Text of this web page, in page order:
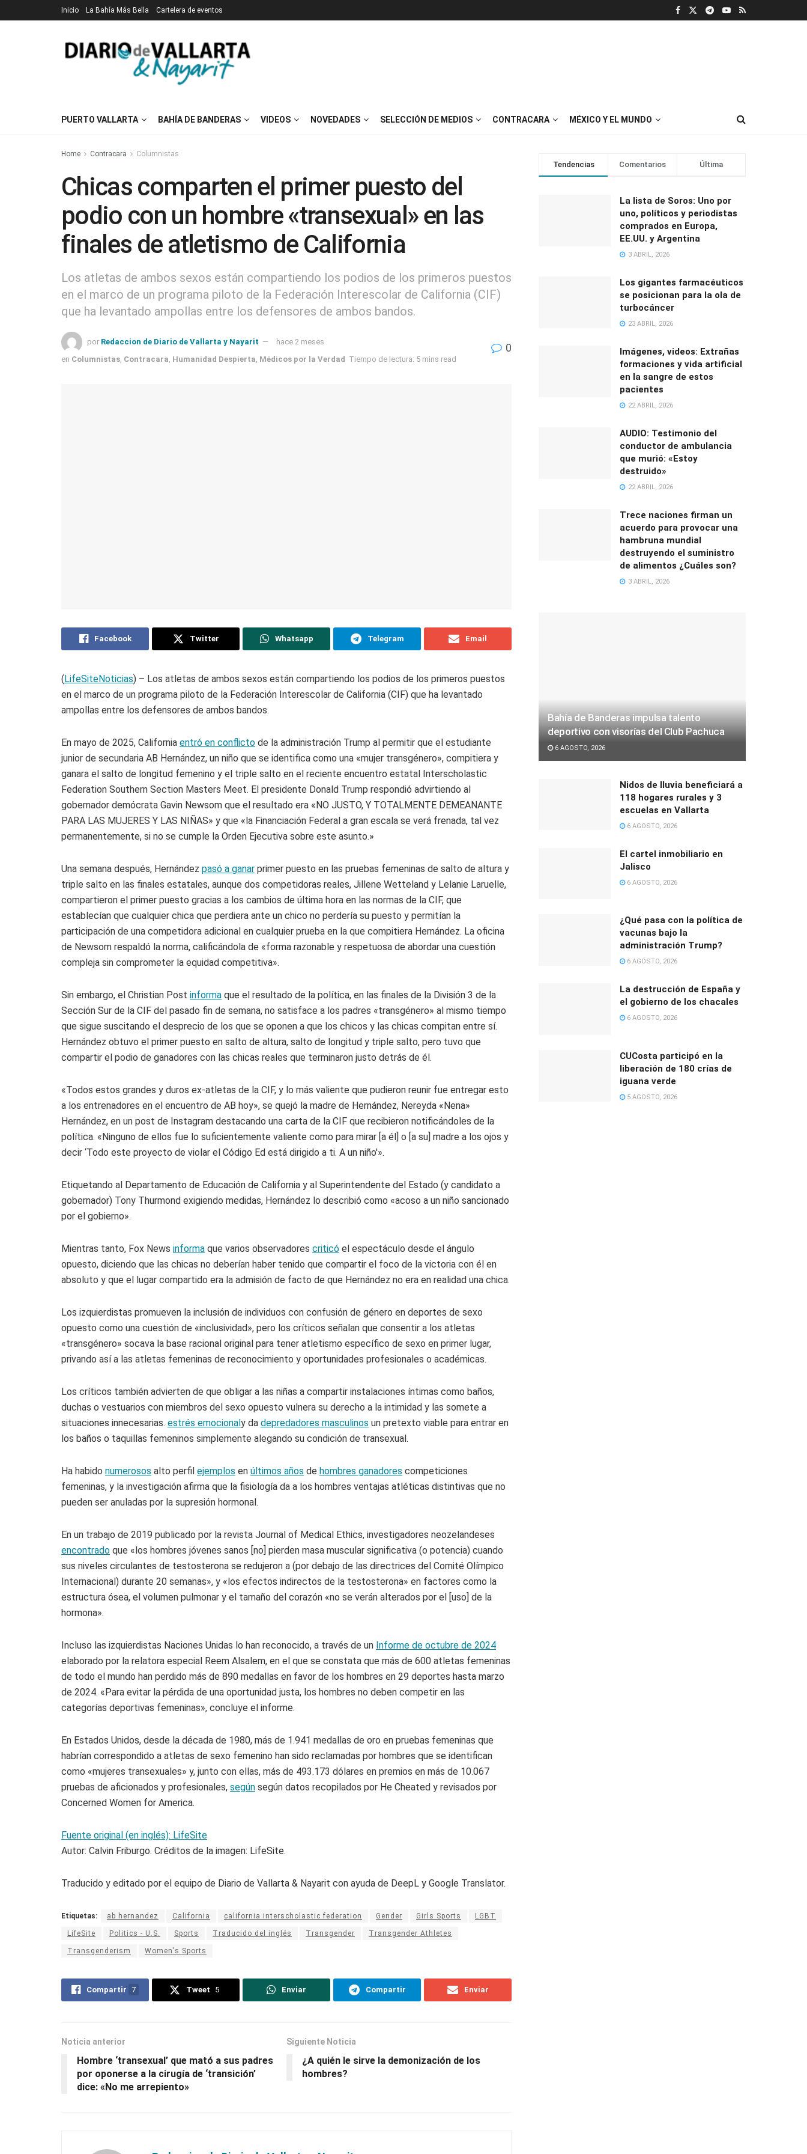
Inicio La Bahía Más Bella Cartelera de eventos
PUERTO VALLARTA BAHÍA DE BANDERAS VIDEOS NOVEDADES SELECCIÓN DE MEDIOS CONTRACARA MÉXICO Y EL MUNDO
Home Contracara Columnistas
Chicas comparten el primer puesto del
podio con un hombre «transexual» en las
finales de atletismo de California
Los atletas de ambos sexos están compartiendo los podios de los primeros puestos
en el marco de un programa piloto de la Federación Interescolar de California (CIF)
que ha levantado ampollas entre los defensores de ambos bandos.
por Redaccion de Diario de Vallarta y Nayarit
hace 2 meses
en Columnistas Contracara Humanidad Despierta Médicos por la Verdad Tiempo de lectura: 5 mins read
0
Facebook Twitter Whatsapp Telegram Email
(LifeSiteNoticias) – Los atletas de ambos sexos están compartiendo los podios de los primeros puestos
en el marco de un programa piloto de la Federación Interescolar de California (CIF) que ha levantado
ampollas entre los defensores de ambos bandos.
En mayo de 2025, California entró en conflicto de la administración Trump al permitir que el estudiante
junior de secundaria AB Hernández, un niño que se identifica como una «mujer transgénero», compitiera y
ganara el salto de longitud femenino y el triple salto en el reciente encuentro estatal Interscholastic
Federation Southern Section Masters Meet. El presidente Donald Trump respondió advirtiendo al
gobernador demócrata Gavin Newsom que el resultado era «NO JUSTO, Y TOTALMENTE DEMEANANTE
PARA LAS MUJERES Y LAS NIÑAS» y que «la Financiación Federal a gran escala se verá frenada, tal vez
permanentemente, si no se cumple la Orden Ejecutiva sobre este asunto.»
Una semana después, Hernández pasó a ganar primer puesto en las pruebas femeninas de salto de altura y
triple salto en las finales estatales, aunque dos competidoras reales, Jillene Wetteland y Lelanie Laruelle,
compartieron el primer puesto gracias a los cambios de última hora en las normas de la CIF, que
establecían que cualquier chica que perdiera ante un chico no perdería su puesto y permitían la
participación de una competidora adicional en cualquier prueba en la que compitiera Hernández. La oficina
de Newsom respaldó la norma, calificándola de «forma razonable y respetuosa de abordar una cuestión
compleja sin comprometer la equidad competitiva».
Sin embargo, el Christian Post informa que el resultado de la política, en las finales de la División 3 de la
Sección Sur de la CIF del pasado fin de semana, no satisface a los padres «transgénero» al mismo tiempo
que sigue suscitando el desprecio de los que se oponen a que los chicos y las chicas compitan entre sí.
Hernández obtuvo el primer puesto en salto de altura, salto de longitud y triple salto, pero tuvo que
compartir el podio de ganadores con las chicas reales que terminaron justo detrás de él.
«Todos estos grandes y duros ex-atletas de la CIF, y lo más valiente que pudieron reunir fue entregar esto
a los entrenadores en el encuentro de AB hoy», se quejó la madre de Hernández, Nereyda «Nena»
Hernández, en un post de Instagram destacando una carta de la CIF que recibieron notificándoles de la
política. «Ninguno de ellos fue lo suficientemente valiente como para mirar [a él] o [a su] madre a los ojos y
decir ‘Todo este proyecto de violar el Código Ed está dirigido a ti. A un niño'».
Etiquetando al Departamento de Educación de California y al Superintendente del Estado (y candidato a
gobernador) Tony Thurmond exigiendo medidas, Hernández lo describió como «acoso a un niño sancionado
por el gobierno».
Mientras tanto, Fox News informa que varios observadores criticó el espectáculo desde el ángulo
opuesto, diciendo que las chicas no deberían haber tenido que compartir el foco de la victoria con él en
absoluto y que el lugar compartido era la admisión de facto de que Hernández no era en realidad una chica.
Los izquierdistas promueven la inclusión de individuos con confusión de género en deportes de sexo
opuesto como una cuestión de «inclusividad», pero los críticos señalan que consentir a los atletas
«transgénero» socava la base racional original para tener atletismo específico de sexo en primer lugar,
privando así a las atletas femeninas de reconocimiento y oportunidades profesionales o académicas.
Los críticos también advierten de que obligar a las niñas a compartir instalaciones íntimas como baños,
duchas o vestuarios con miembros del sexo opuesto vulnera su derecho a la intimidad y las somete a
situaciones innecesarias. estrés emocionaly da depredadores masculinos un pretexto viable para entrar en
los baños o taquillas femeninos simplemente alegando su condición de transexual.
Ha habido numerosos alto perfil ejemplos en últimos años de hombres ganadores competiciones
femeninas, y la investigación afirma que la fisiología da a los hombres ventajas atléticas distintivas que no
pueden ser anuladas por la supresión hormonal.
En un trabajo de 2019 publicado por la revista Journal of Medical Ethics, investigadores neozelandeses
encontrado que «los hombres jóvenes sanos [no] pierden masa muscular significativa (o potencia) cuando
sus niveles circulantes de testosterona se redujeron a (por debajo de las directrices del Comité Olímpico
Internacional) durante 20 semanas», y «los efectos indirectos de la testosterona» en factores como la
estructura ósea, el volumen pulmonar y el tamaño del corazón «no se verán alterados por el [uso] de la
hormona».
Incluso las izquierdistas Naciones Unidas lo han reconocido, a través de un Informe de octubre de 2024
elaborado por la relatora especial Reem Alsalem, en el que se constata que más de 600 atletas femeninas
de todo el mundo han perdido más de 890 medallas en favor de los hombres en 29 deportes hasta marzo
de 2024. «Para evitar la pérdida de una oportunidad justa, los hombres no deben competir en las
categorías deportivas femeninas», concluye el informe.
En Estados Unidos, desde la década de 1980, más de 1.941 medallas de oro en pruebas femeninas que
habrían correspondido a atletas de sexo femenino han sido reclamadas por hombres que se identifican
como «mujeres transexuales» y, junto con ellas, más de 493.173 dólares en premios en más de 10.067
pruebas de aficionados y profesionales, según según datos recopilados por He Cheated y revisados por
Concerned Women for America.
Fuente original (en inglés): LifeSite
Autor: Calvin Friburgo. Créditos de la imagen: LifeSite.
Traducido y editado por el equipo de Diario de Vallarta & Nayarit con ayuda de DeepL y Google Translator.
Etiquetas: ab hernandez California california interscholastic federation Gender Girls Sports LGBT
LifeSite Politics - U.S. Sports Traducido del inglés Transgender Transgender Athletes
Transgenderism Women's Sports
Compartir 7 Tweet 5 Enviar Compartir Enviar
Noticia anterior
Hombre ‘transexual’ que mató a sus padres
por oponerse a la cirugía de ‘transición’
dice: «No me arrepiento»
Siguiente Noticia
¿A quién le sirve la demonización de los
hombres?
Tendencias Comentarios Última
La lista de Soros: Uno por
uno, políticos y periodistas
comprados en Europa,
EE.UU. y Argentina
3 ABRIL, 2026
Los gigantes farmacéuticos
se posicionan para la ola de
turbocáncer
23 ABRIL, 2026
Imágenes, videos: Extrañas
formaciones y vida artificial
en la sangre de estos
pacientes
22 ABRIL, 2026
AUDIO: Testimonio del
conductor de ambulancia
que murió: «Estoy
destruido»
22 ABRIL, 2026
Trece naciones firman un
acuerdo para provocar una
hambruna mundial
destruyendo el suministro
de alimentos ¿Cuáles son?
3 ABRIL, 2026
Bahía de Banderas impulsa talento
deportivo con visorías del Club Pachuca
6 AGOSTO, 2026
Nidos de lluvia beneficiará a
118 hogares rurales y 3
escuelas en Vallarta
6 AGOSTO, 2026
El cartel inmobiliario en
Jalisco
6 AGOSTO, 2026
¿Qué pasa con la política de
vacunas bajo la
administración Trump?
6 AGOSTO, 2026
La destrucción de España y
el gobierno de los chacales
6 AGOSTO, 2026
CUCosta participó en la
liberación de 180 crías de
iguana verde
5 AGOSTO, 2026